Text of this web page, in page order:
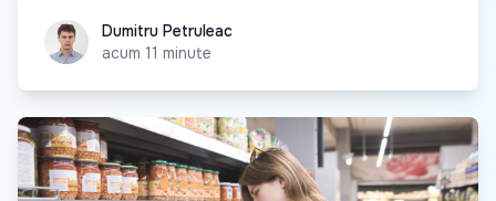
Dumitru Petruleac
Dumitru Petruleac
acum 11 minute